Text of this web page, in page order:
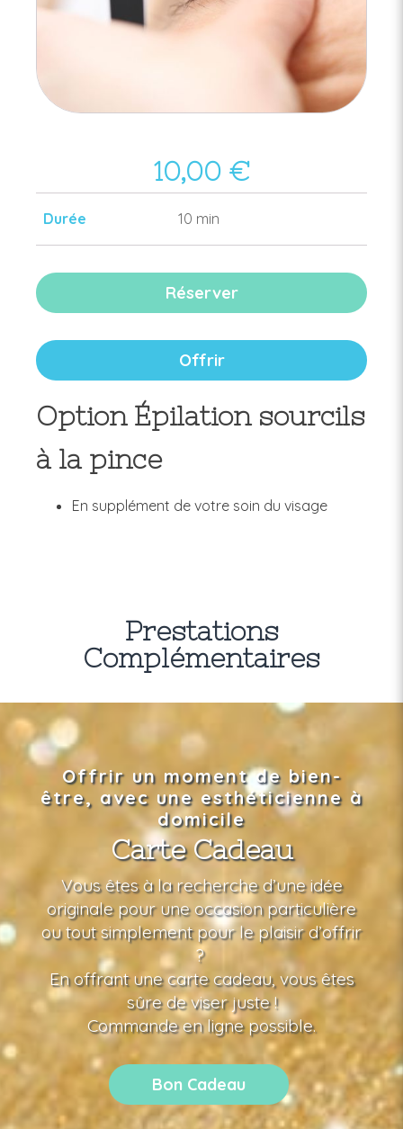
10,00 €
Durée 10 min
Réserver
Offrir
Option Épilation sourcils
à la pince
En supplément de votre soin du visage
Prestations
Complémentaires
Offrir un moment de bien-
être, avec une esthéticienne à
domicile
Carte Cadeau
Vous êtes à la recherche d’une idée
originale pour une occasion particulière
ou tout simplement pour le plaisir d’offrir
?
En offrant une carte cadeau, vous êtes
sûre de viser juste !
Commande en ligne possible.
Bon Cadeau